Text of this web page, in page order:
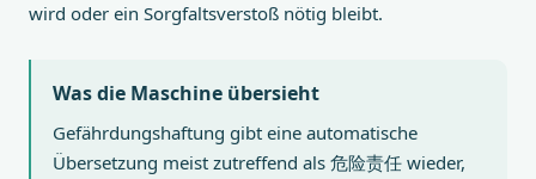
wird oder ein Sorgfaltsverstoß nötig bleibt.
Was die Maschine übersieht
Gefährdungshaftung gibt eine automatische
Übersetzung meist zutreffend als 危险责任 wieder,